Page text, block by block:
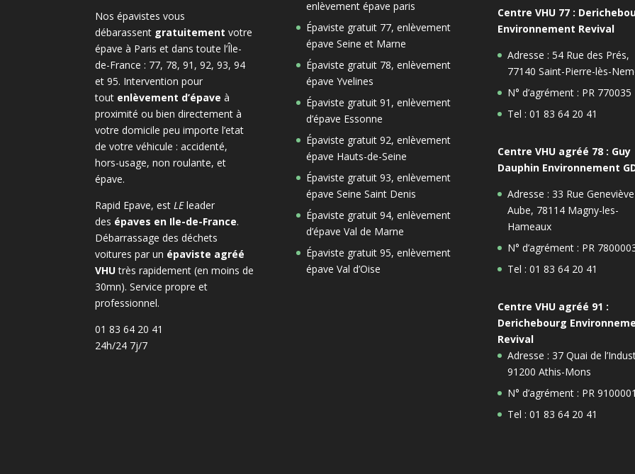
Nos épavistes vous
débarassent gratuitement votre
épave à Paris et dans toute l’Île-
de-France : 77, 78, 91, 92, 93, 94
et 95. Intervention pour
tout enlèvement d’épave à
proximité ou bien directement à
votre domicile peu importe l’etat
de votre véhicule : accidenté,
hors-usage, non roulante, et
épave.
Rapid Epave, est LEleader
des épaves en Ile-de-France.
Débarrassage des déchets
voitures par un épaviste agréé
VHUtrès rapidement (en moins de
30mn). Service propre et
professionnel.
01 83 64 20 41
24h/24 7j/7
enlèvement épave paris
Épaviste gratuit 77, enlèvement
épave Seine et Marne
Épaviste gratuit 78, enlèvement
épave Yvelines
Épaviste gratuit 91, enlèvement
d’épave Essonne
Épaviste gratuit 92, enlèvement
épave Hauts-de-Seine
Épaviste gratuit 93, enlèvement
épave Seine Saint Denis
Épaviste gratuit 94, enlèvement
d’épave Val de Marne
Épaviste gratuit 95, enlèvement
épave Val d’Oise
Centre VHU 77 :
Environnement Revival
Adresse : 54 Rue des Prés,
77140 Saint-Pierre-lès-
N° d’agrément : PR 770035
Tel : 01 83 64 20 41
Centre VHU agréé 78 : Guy
Dauphin Environnement
Adresse : 33 Rue Geneviève
Aube, 78114 Magny-les-
Hameaux
N° d’agrément : PR
Tel : 01 83 64 20 41
Centre VHU agréé 91 :
Derichebourg
Revival
Adresse : 37 Quai de
91200 Athis-Mons
N° d’agrément : PR
Tel : 01 83 64 20 41